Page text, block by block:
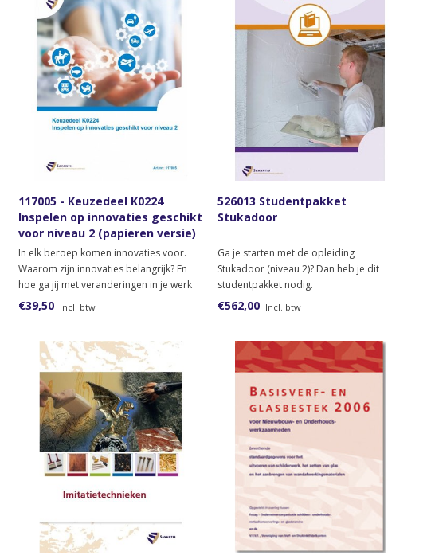
117005 - Keuzedeel K0224
Inspelen op innovaties geschikt
voor niveau 2 (papieren versie)
In elk beroep komen innovaties voor.
Waarom zijn innovaties belangrijk? En
hoe ga jij met veranderingen in je werk
om? Vind jij het interessant om te leren
geschikt voor niveau 2.
€39,50 Incl. btw
526013 Studentpakket
Stukadoor
Ga je starten met de opleiding
Stukadoor (niveau 2)? Dan heb je dit
studentpakket nodig.
€562,00 Incl. btw